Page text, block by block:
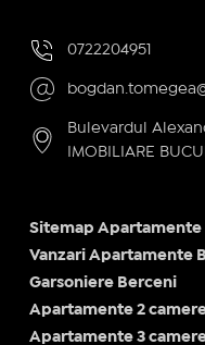
0722204951
Bulevardul
IMOBILIARE
Sitemap Apartamente
Vanzari Apartamente
Garsoniere Berceni
Apartamente 2
Apartamente 3